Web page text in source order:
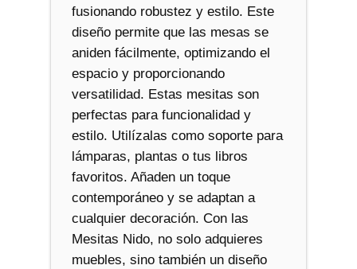
fusionando robustez y estilo. Este
diseño permite que las mesas se
aniden fácilmente, optimizando el
espacio y proporcionando
versatilidad. Estas mesitas son
perfectas para funcionalidad y
estilo. Utilízalas como soporte para
lámparas, plantas o tus libros
favoritos. Añaden un toque
contemporáneo y se adaptan a
cualquier decoración. Con las
Mesitas Nido, no solo adquieres
muebles, sino también un diseño